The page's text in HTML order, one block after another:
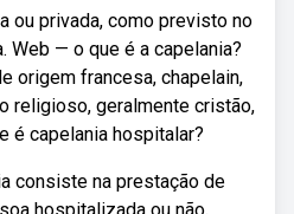
ou privada, como previsto no
Web — o que é a capelania?
origem francesa, chapelain,
religioso, geralmente cristão,
é capelania hospitalar?
consiste na prestação de